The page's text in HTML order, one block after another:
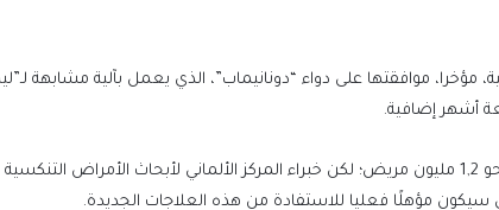
مؤخرا، موافقتها على دواء “دونانيماب”، الذي يعمل بآلية مشابهة
أشهر إضافية.
ويُقدر عدد مرضى الزهايمر في ألمانيا بنحو 1,2 مليون مريض؛ لكن خبراء المركز الألماني لأبحاث الأمراض
مؤهلًا فعليا للاستفادة من هذه العلاجات الجديدة.